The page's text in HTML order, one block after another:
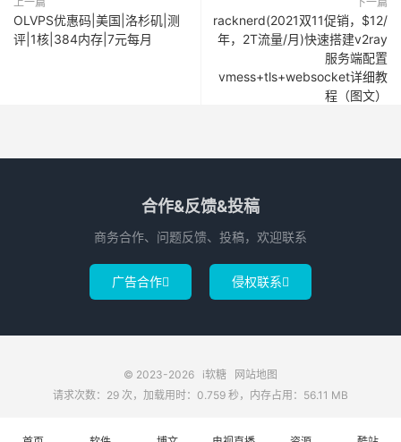
OLVPS优惠码|美国|洛杉矶|测
评|1核|384内存|7元每月
racknerd(2021双11促销，$12/
年，2T流量/月)快速搭建v2ray
服务端配置
vmess+tls+websocket详细教
程（图文）
合作&反馈&投稿
商务合作、问题反馈、投稿，欢迎联系
广告合作 侵权联系
© 2023-2026 i软糖
网站地图
请求次数：29 次，加载用时：0.759 秒，内存占用：56.11 MB